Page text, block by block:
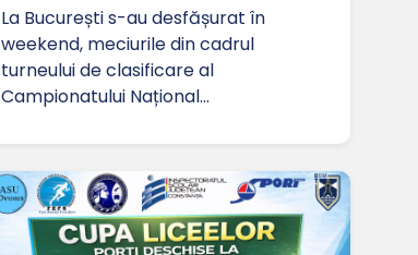
La București s-au desfășurat în
weekend, meciurile din cadrul
turneului de clasificare al
Campionatului Național…